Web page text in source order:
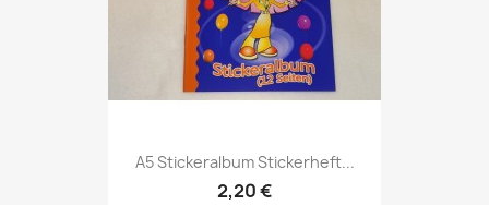
A5 Stickeralbum Stickerheft...
2,20 €